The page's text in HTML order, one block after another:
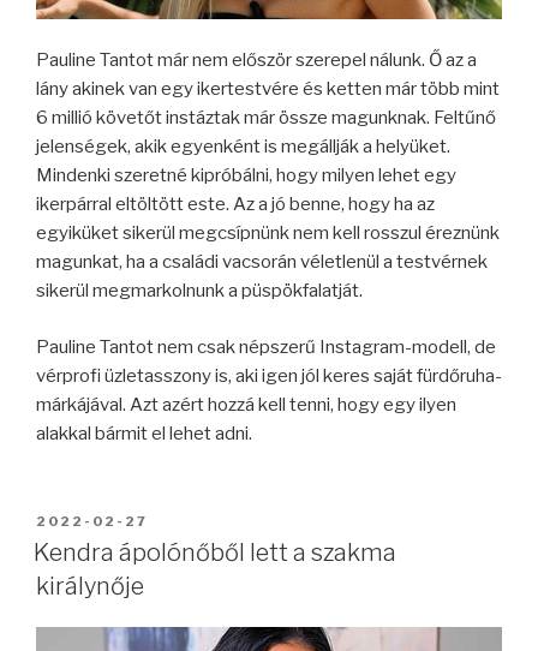
Pauline Tantot már nem először szerepel nálunk. Ő az a
lány akinek van egy ikertestvére és ketten már több mint
6 millió követőt instáztak már össze magunknak. Feltűnő
jelenségek, akik egyenként is megállják a helyüket.
Mindenki szeretné kipróbálni, hogy milyen lehet egy
ikerpárral eltöltött este. Az a jó benne, hogy ha az
egyiküket sikerül megcsípnünk nem kell rosszul éreznünk
magunkat, ha a családi vacsorán véletlenül a testvérnek
sikerül megmarkolnunk a püspökfalatját.
Pauline Tantot nem csak népszerű Instagram-modell, de
vérprofi üzletasszony is, aki igen jól keres saját fürdőruha-
márkájával. Azt azért hozzá kell tenni, hogy egy ilyen
alakkal bármit el lehet adni.
BEKÜLDVE:
2022-02-27
Kendra ápolónőből lett a szakma
királynője